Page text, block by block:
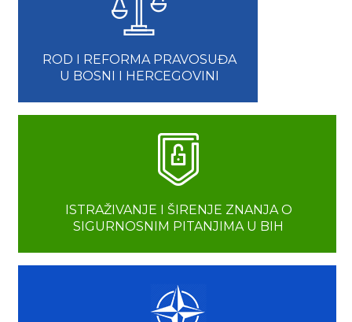
ROD I REFORMA PRAVOSUĐA
U BOSNI I HERCEGOVINI
ISTRAŽIVANJE I ŠIRENJE ZNANJA O
SIGURNOSNIM PITANJIMA U BIH